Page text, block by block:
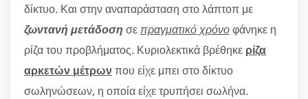
δίκτυο. Και στην αναπαράσταση στο λάπτοπ με
ζωντανή μετάδοση σε πραγματικό χρόνοφάνηκε η
ρίζα του προβλήματος. Κυριολεκτικά βρέθηκε ρίζα
αρκετών μέτρωνπου είχε μπει στο δίκτυο
σωληνώσεων, η οποία είχε τρυπήσει σωλήνα.